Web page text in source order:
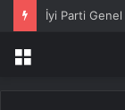
Menü